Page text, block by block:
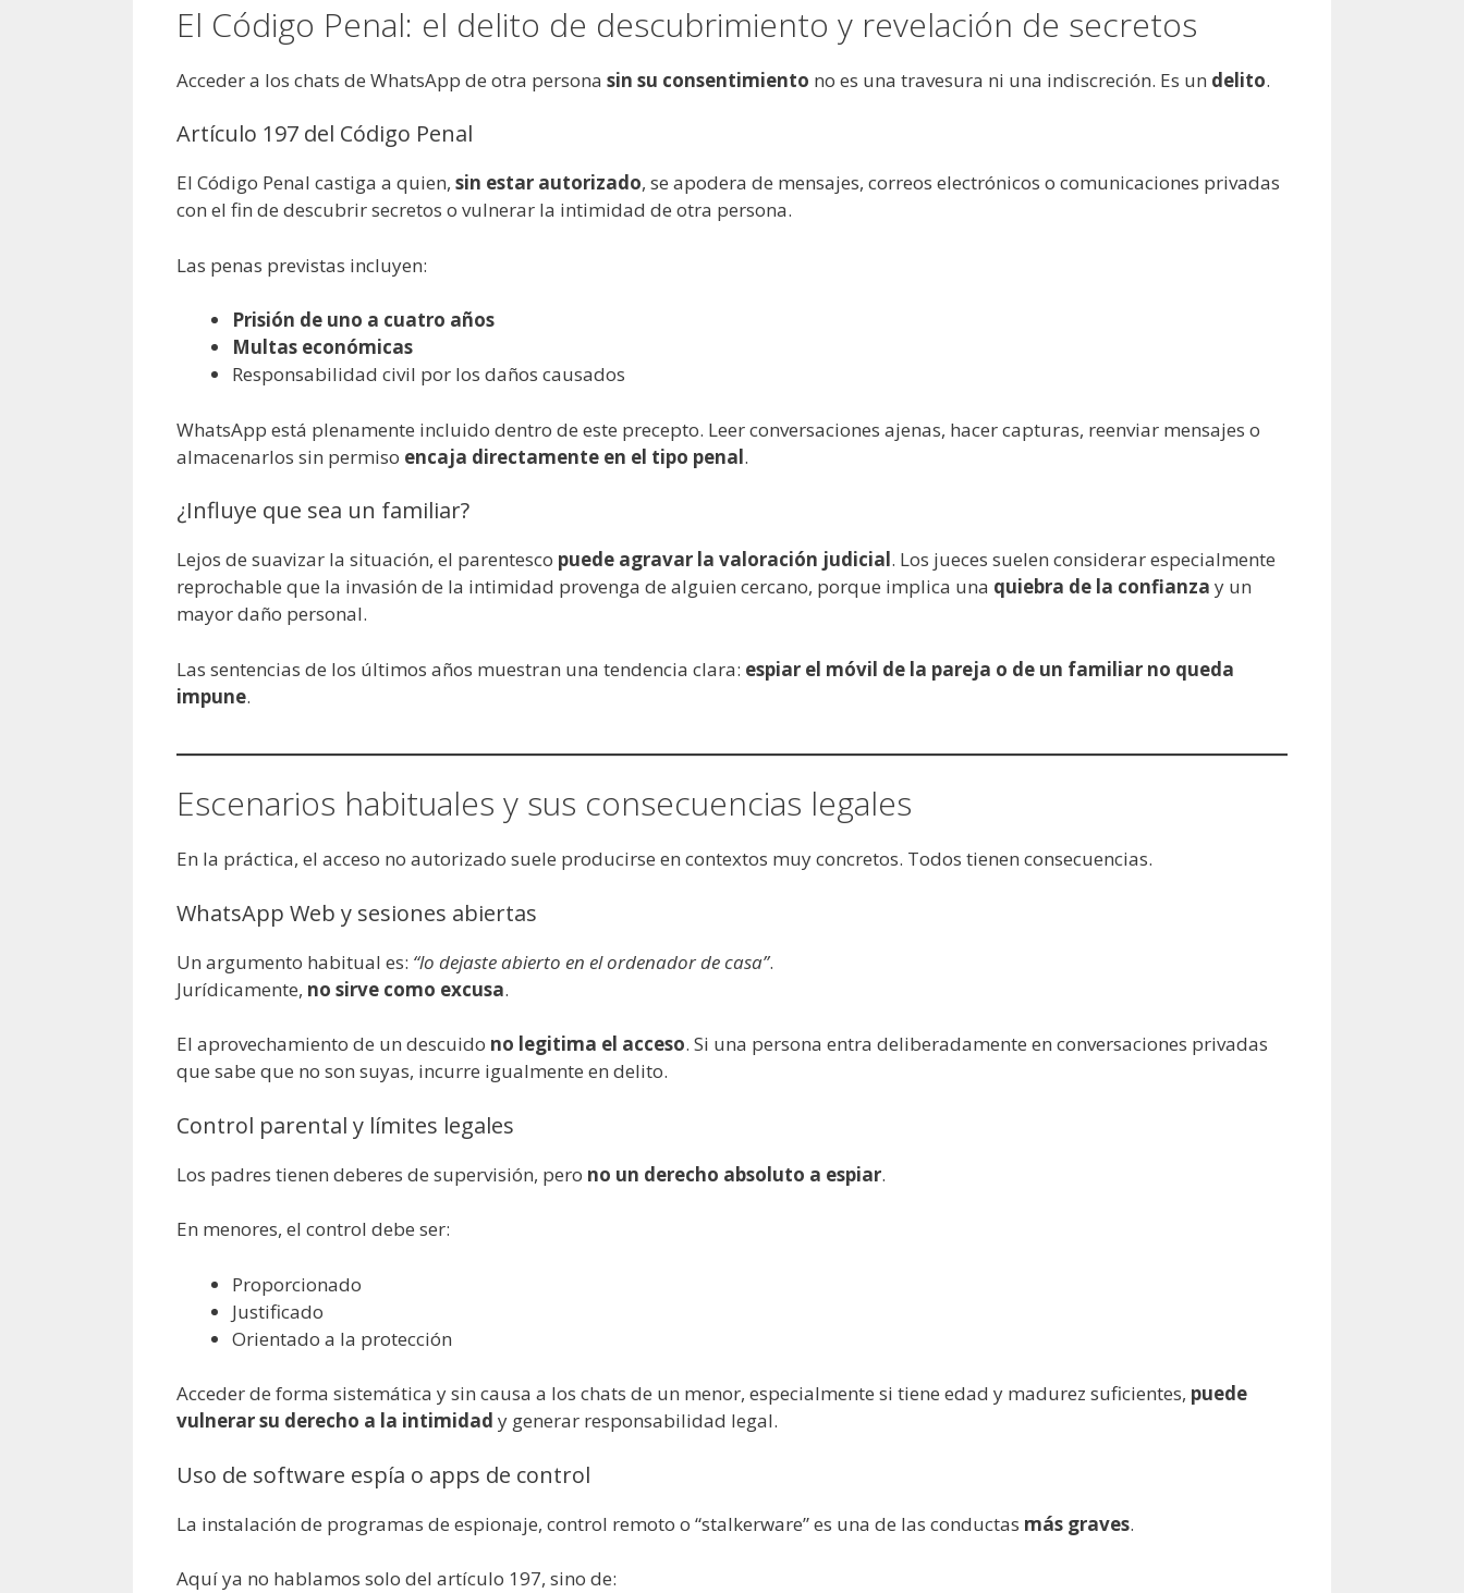
El Código Penal: el delito de descubrimiento y revelación de secretos
Acceder a los chats de WhatsApp de otra persona sin su consentimiento no es una travesura ni una indiscreción. Es un delito.
Artículo 197 del Código Penal
El Código Penal castiga a quien, sin estar autorizado, se apodera de mensajes, correos electrónicos o comunicaciones privadas
con el fin de descubrir secretos o vulnerar la intimidad de otra persona.
Las penas previstas incluyen:
Prisión de uno a cuatro años
Multas económicas
Responsabilidad civil por los daños causados
WhatsApp está plenamente incluido dentro de este precepto. Leer conversaciones ajenas, hacer capturas, reenviar mensajes o
almacenarlos sin permiso encaja directamente en el tipo penal.
¿Influye que sea un familiar?
Lejos de suavizar la situación, el parentesco puede agravar la valoración judicial. Los jueces suelen considerar especialmente
reprochable que la invasión de la intimidad provenga de alguien cercano, porque implica una quiebra de la confianza y un
mayor daño personal.
Las sentencias de los últimos años muestran una tendencia clara: espiar el móvil de la pareja o de un familiar no queda
impune.
Escenarios habituales y sus consecuencias legales
En la práctica, el acceso no autorizado suele producirse en contextos muy concretos. Todos tienen consecuencias.
WhatsApp Web y sesiones abiertas
Un argumento habitual es: “lo dejaste abierto en el ordenador de casa”.
Jurídicamente, no sirve como excusa.
El aprovechamiento de un descuido no legitima el acceso. Si una persona entra deliberadamente en conversaciones privadas
que sabe que no son suyas, incurre igualmente en delito.
Control parental y límites legales
Los padres tienen deberes de supervisión, pero no un derecho absoluto a espiar.
En menores, el control debe ser:
Proporcionado
Justificado
Orientado a la protección
Acceder de forma sistemática y sin causa a los chats de un menor, especialmente si tiene edad y madurez suficientes, puede
vulnerar su derecho a la intimidad y generar responsabilidad legal.
Uso de software espía o apps de control
La instalación de programas de espionaje, control remoto o “stalkerware” es una de las conductas más graves.
Aquí ya no hablamos solo del artículo 197, sino de: